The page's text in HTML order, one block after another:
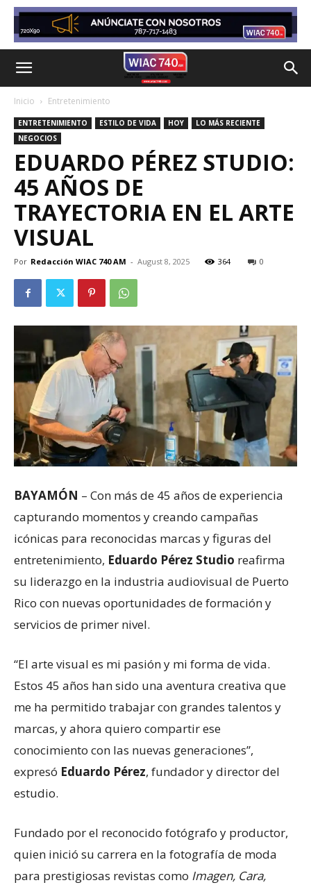
Inicio Entretenimiento
ENTRETENIMIENTO ESTILO DE VIDA HOY
LO MÁS RECIENTE
NEGOCIOS
EDUARDO PÉREZ STUDIO:
45 AÑOS DE
TRAYECTORIA EN EL ARTE
VISUAL
Por Redacción WIAC 740 AM - August 8, 2025 364 0
BAYAMÓN – Con más de 45 años de experiencia
capturando momentos y creando campañas
icónicas para reconocidas marcas y figuras del
entretenimiento, Eduardo Pérez Studio reafirma
su liderazgo en la industria audiovisual de Puerto
Rico con nuevas oportunidades de formación y
servicios de primer nivel.
“El arte visual es mi pasión y mi forma de vida.
Estos 45 años han sido una aventura creativa que
me ha permitido trabajar con grandes talentos y
marcas, y ahora quiero compartir ese
conocimiento con las nuevas generaciones”,
expresó Eduardo Pérez, fundador y director del
estudio.
Fundado por el reconocido fotógrafo y productor,
quien inició su carrera en la fotografía de moda
para prestigiosas revistas como Imagen, Cara,